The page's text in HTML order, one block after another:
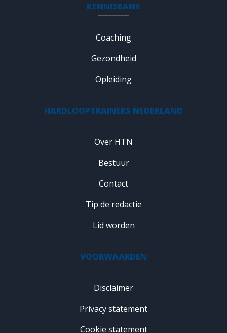
KENNISBANK
Coaching
Gezondheid
Opleiding
HARDLOOPTRAINERS NEDERLAND
Over HTN
Bestuur
Contact
Tip de redactie
Lid worden
VOORWAARDEN
Disclaimer
Privacy statement
Cookie statement